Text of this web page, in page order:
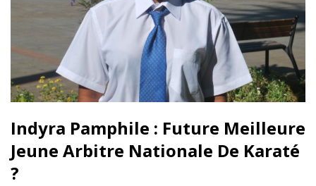
Indyra Pamphile : Future Meilleure
Jeune Arbitre Nationale De Karaté
?